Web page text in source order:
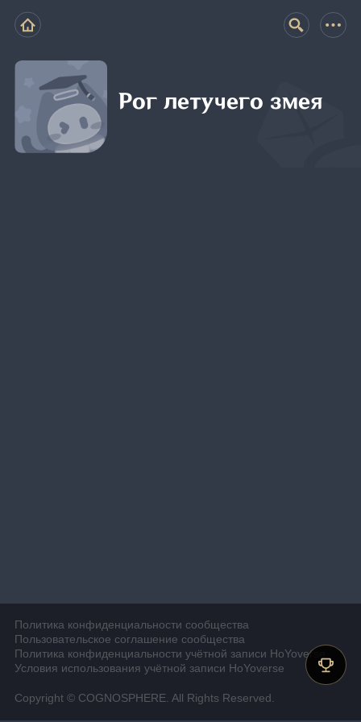
Рог летучего змея
Политика конфиденциальности сообщества
Пользовательское соглашение сообщества
Политика конфиденциальности учётной записи HoYoverse
Условия использования учётной записи HoYoverse
Copyright © COGNOSPHERE. All Rights Reserved.